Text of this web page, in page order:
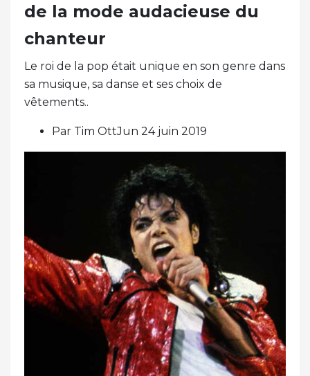
de la mode audacieuse du
chanteur
Le roi de la pop était unique en son genre dans
sa musique, sa danse et ses choix de
vêtements..
Par Tim OttJun 24 juin 2019